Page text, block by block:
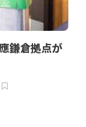
鎌倉拠点が